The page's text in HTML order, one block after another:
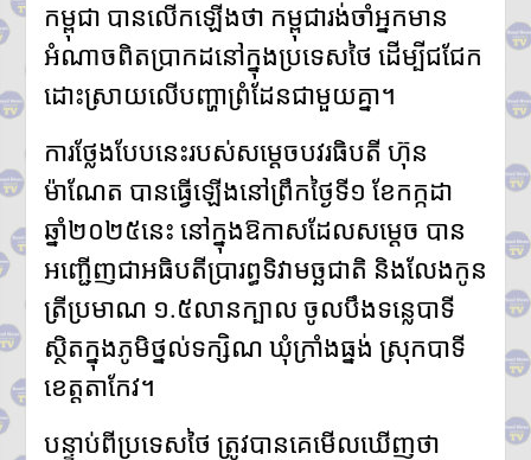
អាជ្ញាធរខេត្តបន្ទាយមានជ័យ រៀបចំ
ការចាប់ឆ្នោត ជ្រើសរើសតូបលក់ដូរ
សម្រាប់អាជីវករភៀសសឹក នៅភូមិ
រង់ចាំ ជំហានដំបូង
ប្រមាណ៣០០តូប
លោក ទូច សុឃៈ បញ្ជាក់ថា៖ យុវតី
សិង្ហបុរី មក កម្ពុជាដោយសារបញ្ហា
គ្រួសារ មិនមែនជាករណីជួញដូរ
លោក ថម អេនឌ្រូ «ខ្ញុំរំជួលចិត្ត
ពេលពួកគាត់យំ ពេលនិយាយមក
កាន់ខ្ញុំ ពួកគាត់មិនអាចទៅផ្ទះវិញ
ដោយសារថៃគ្រប់គ្រង ពួកគាត់
សមនឹងត្រឡប់ទៅផ្ទះវិញ»
អ្នកនាំពាក្យក្រសួងព័ត៌មាន៖
គេហទំព័រមន្ទីរព័ត៌មានរាជធានី-ខេត្ត
ដ៏សំខាន់
កម្ពុជា បានលើកឡើងថា កម្ពុជារង់ចាំអ្នកមាន
អំណាចពិតប្រាកដនៅក្នុងប្រទេសថៃ ដើម្បីជជែក
ដោះស្រាយលើបញ្ហាព្រំដែនជាមួយគ្នា។
ការថ្លែងបែបនេះរបស់សម្តេចបវរធិបតី ហ៊ុន
ម៉ាណែត បានធ្វើឡើងនៅព្រឹកថ្ងៃទី១ ខែកក្កដា
ឆ្នាំ២០២៥នេះ នៅក្នុងឱកាសដែលសម្តេច បាន
អញ្ជើញជាអធិបតីប្រារព្ធទិវាមច្ឆជាតិ និងលែងកូន
ត្រីប្រមាណ ១.៥លានក្បាល ចូលបឹងទន្លេបាទី
ស្ថិតក្នុងភូមិថ្នល់ទក្សិណ ឃុំក្រាំងធ្នង់ ស្រុកបាទី
ខេត្តតាកែវ។
បន្ទាប់ពីប្រទេសថៃ ត្រូវបានគេមើលឃើញថា